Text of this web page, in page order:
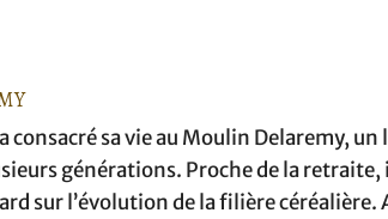
consacré sa vie au Moulin Delaremy,
générations. Proche de la
sur l’évolution de la filière céréalière.